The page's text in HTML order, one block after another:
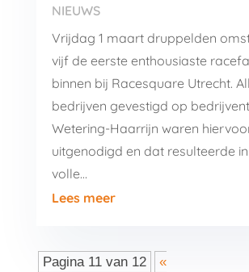
NIEUWS
Vrijdag 1 maart druppelden
vijf de eerste enthousiaste
binnen bij Racesquare Utrecht.
bedrijven gevestigd op
Wetering-Haarrijn waren
uitgenodigd en dat resulteerde
volle…
Lees meer
Pagina 11 van 12
«